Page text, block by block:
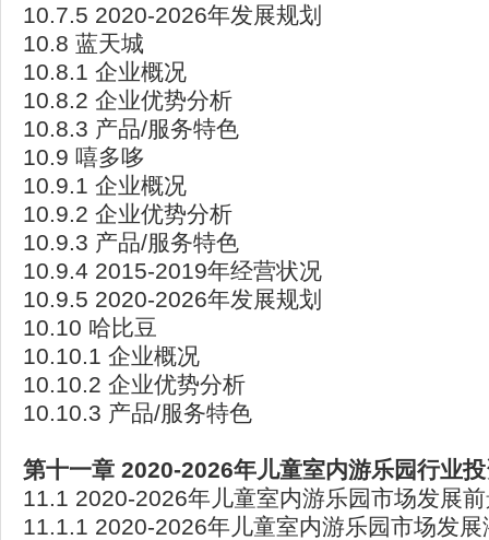
10.7.5 2020-2026年发展规划
10.8 蓝天城
10.8.1 企业概况
10.8.2 企业优势分析
10.8.3 产品/服务特色
10.9 嘻多哆
10.9.1 企业概况
10.9.2 企业优势分析
10.9.3 产品/服务特色
10.9.4 2015-2019年经营状况
10.9.5 2020-2026年发展规划
10.10 哈比豆
10.10.1 企业概况
10.10.2 企业优势分析
10.10.3 产品/服务特色
第十一章 2020-2026年儿童室内游乐园行业
11.1 2020-2026年儿童室内游乐园市场发展
11.1.1 2020-2026年儿童室内游乐园市场发展